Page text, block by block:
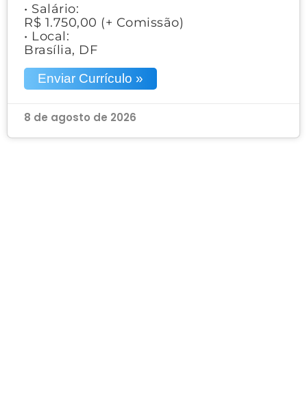
• Salário:
R$ 1.750,00 (+ Comissão)
• Local:
Brasília, DF
Enviar Currículo »
8 de agosto de 2026